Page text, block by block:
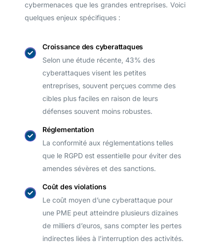
cybermenaces que les grandes entreprises. Voici
quelques enjeux spécifiques :
Croissance des cyberattaques
Selon une étude récente, 43% des
cyberattaques visent les petites
entreprises, souvent perçues comme des
cibles plus faciles en raison de leurs
défenses souvent moins robustes.
Réglementation
La conformité aux réglementations telles
que le RGPD est essentielle pour éviter des
amendes sévères et des sanctions.
Coût des violations
Le coût moyen d’une cyberattaque pour
une PME peut atteindre plusieurs dizaines
de milliers d’euros, sans compter les pertes
indirectes liées à l’interruption des activités.